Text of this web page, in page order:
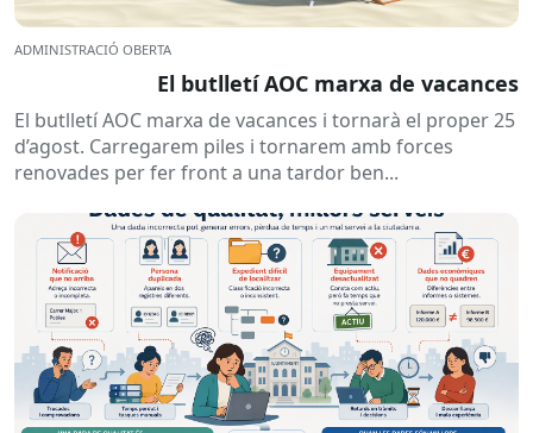
ADMINISTRACIÓ OBERTA
El butlletí AOC marxa de vacances
El butlletí AOC marxa de vacances i tornarà el proper 25
d’agost. Carregarem piles i tornarem amb forces
renovades per fer front a una tardor ben...